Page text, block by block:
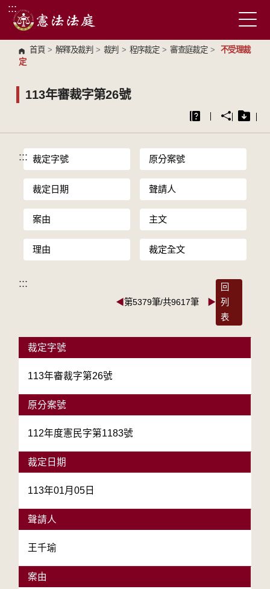
跳到主要內容區塊
:::
首頁 > 解釋及裁判 > 裁判 > 程序裁定 > 審查庭裁定 >
不受理裁
定
113年審裁字第26號
::: 裁定字號 原分案號
裁定日期 聲請人
案由 主文
理由 裁定全文
:::
◀第5379筆/共9617筆 ▶
回
列
表
裁定字號
113年審裁字第26號
原分案號
112年度憲民字第1183號
裁定日期
113年01月05日
聲請人
王千瑜
案由